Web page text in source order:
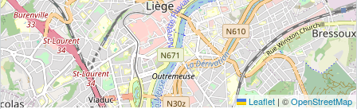
Leaflet | ©OpenStreetMap